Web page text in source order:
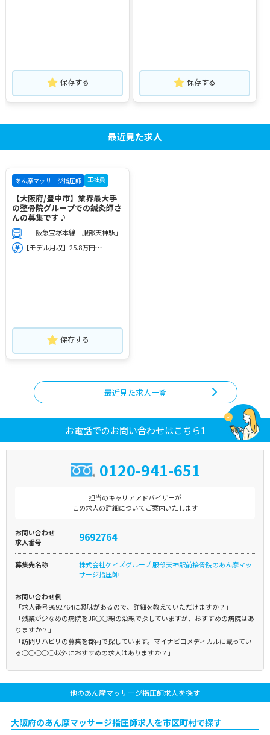
保存する 保存する
最近見た求人
あん摩マッサージ指圧師 正社員
【大阪府/豊中市】業界最大手
の整骨院グループでの鍼灸師さ
んの募集です♪
阪急宝塚本線「服部天神駅」
【モデル月収】25.8万円～
保存する
最近見た求人一覧
お電話でのお問い合わせはこちら1
0120-941-651
担当のキャリアアドバイザーが
この求人の詳細についてご案内いたします
お問い合わせ
求人番号
9692764
募集先名称
株式会社ケイズグループ 服部天神駅前接骨院のあん摩マッ
サージ指圧師
お問い合わせ例
「求人番号9692764に興味があるので、詳細を教えていただけますか？」
「残業が少なめの病院をJR○○線の沿線で探していますが、おすすめの病院はあ
りますか？」
「訪問リハビリの募集を都内で探しています。マイナビコメディカルに載ってい
る○○○○○以外におすすめの求人はありますか？」
他のあん摩マッサージ指圧師求人を探す
大阪府のあん摩マッサージ指圧師求人を市区町村で探す